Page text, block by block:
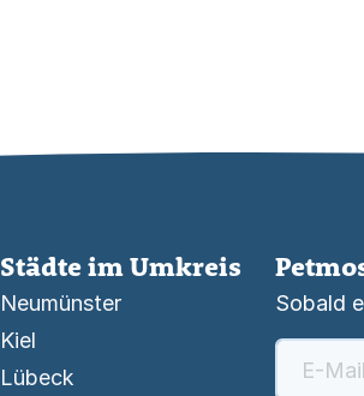
Städte im Umkreis
Neumünster
Kiel
Lübeck
Sobald